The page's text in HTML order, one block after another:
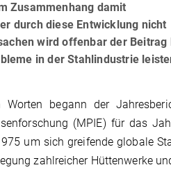
Zusammenhang damit
durch diese Entwicklung nicht
wird offenbar der Beitrag
in der Stahlindustrie
begann der
(MPIE) für das
um sich greifende globale
zahlreicher Hüttenwerke